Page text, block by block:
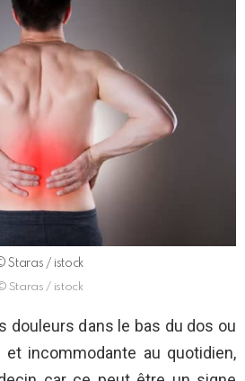
Staras / istock
Staras / istock
douleurs dans le bas du dos ou
incommodante au quotidien,